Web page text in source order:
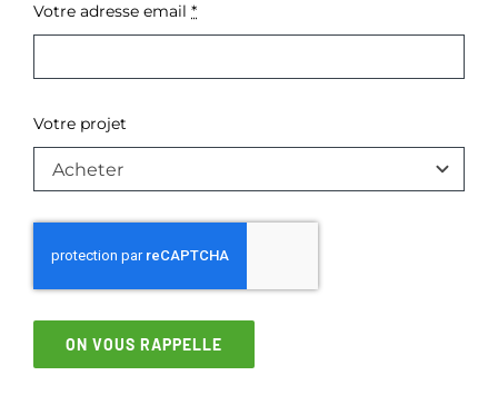
Votre adresse email *
Votre projet
ON VOUS RAPPELLE